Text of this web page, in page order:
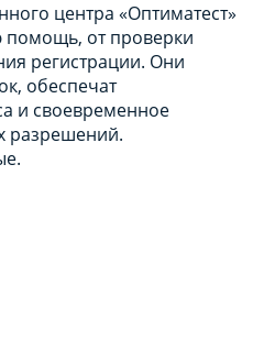
центра «Оптиматест»
помощь, от проверки
регистрации. Они
обеспечат
и своевременное
разрешений.